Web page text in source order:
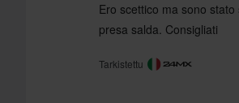
Ero scettico ma sono
presa salda. Consigliati
Tarkistettu